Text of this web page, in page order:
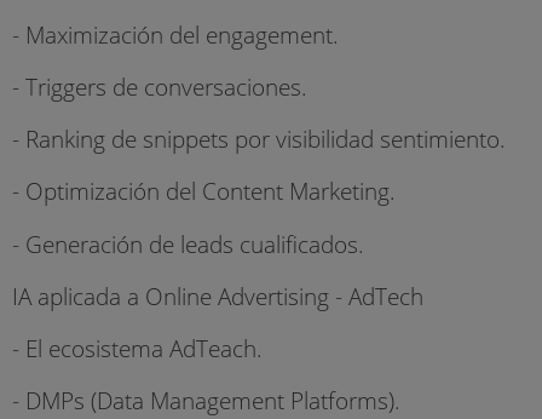
- Maximización del engagement.
- Triggers de conversaciones.
- Ranking de snippets por visibilidad sentimiento.
- Optimización del Content Marketing.
- Generación de leads cualificados.
IA aplicada a Online Advertising - AdTech
- El ecosistema AdTeach.
- DMPs (Data Management Platforms).